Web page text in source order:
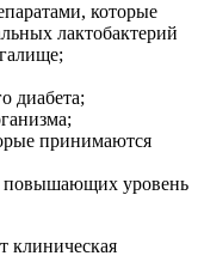
которые
лактобактерий
диабета;
принимаются
повышающих уровень
клиническая